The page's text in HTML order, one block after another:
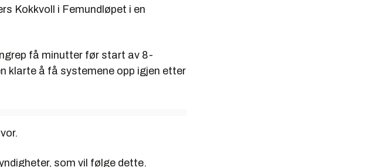
Kokkvoll i Femundløpet i en
få minutter før start av 8-
klarte å få systemene opp igjen etter
som vil følge dette.